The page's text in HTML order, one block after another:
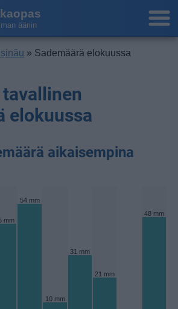
ääriin
» Sademäärä elokuussa
elokuussa
aikaisempina
mm
54 mm
10 mm
31 mm
21 mm
48 mm